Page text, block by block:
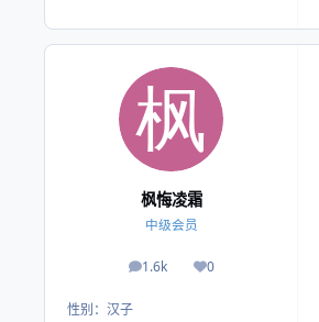
枫悔凌霜
中级会员
1.6k
帖子 0
荣誉积分
性别： 汉子